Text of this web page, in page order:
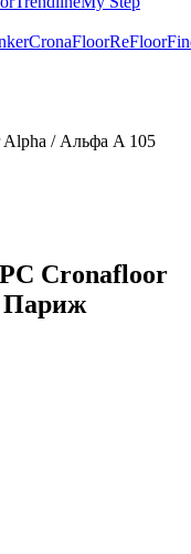
CronaFloorReFloor
/ Альфа A 105
Cronafloor
Париж